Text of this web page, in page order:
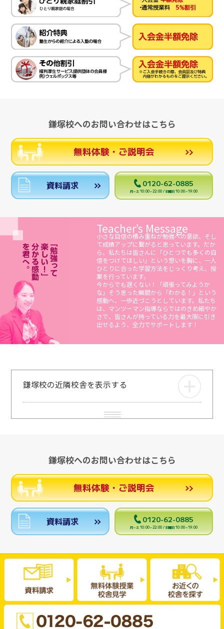
鎌塚校へのお問い合わせはこちら
無料体験・ご説明会
資料請求 0120-62-0885
月～土 10:00～22:00 / 日曜日 10:00～19:00
Teacher’s Message
小さな自信の積み重ねが勉強への意欲、そし
て成績アップに繋がると思っています。だか
ら、私たちは皆さんに「ひとつでも多くの自
信をつけてほしい」という想いを胸に、一人
ひとりに合った学習方法をじっくり考え、授
業を行っています。
今からでも遅くない！「頑張ってみようか
な」そう思った瞬間から「わかる！」という
感動へ、一歩近づこうとしています。私たち
は、マンツーマン指導ならではのきめ細やか
さで、皆さんが持っている力を最大限に引き
出せるよう、全力でサポートします！
鎌塚校の近隣校舎を表示する
鎌塚校へのお問い合わせはこちら
無料体験・ご説明会
資料請求 0120-62-0885
月～土 10:00～22:00 / 日曜日 10:00～19:00